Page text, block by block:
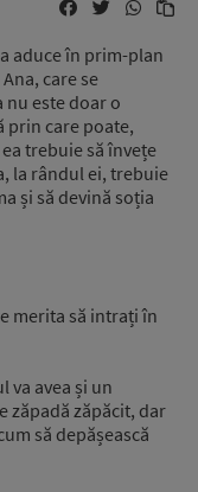
aduce în prim-plan
care se
este doar o
prin care poate,
trebuie să învețe
la rândul ei, trebuie
și să devină soția
merita să intrați în
va avea și un
zăpadă zăpăcit, dar
să depășească